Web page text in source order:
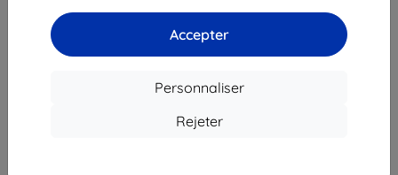
Accepter
Personnaliser
Rejeter
du total